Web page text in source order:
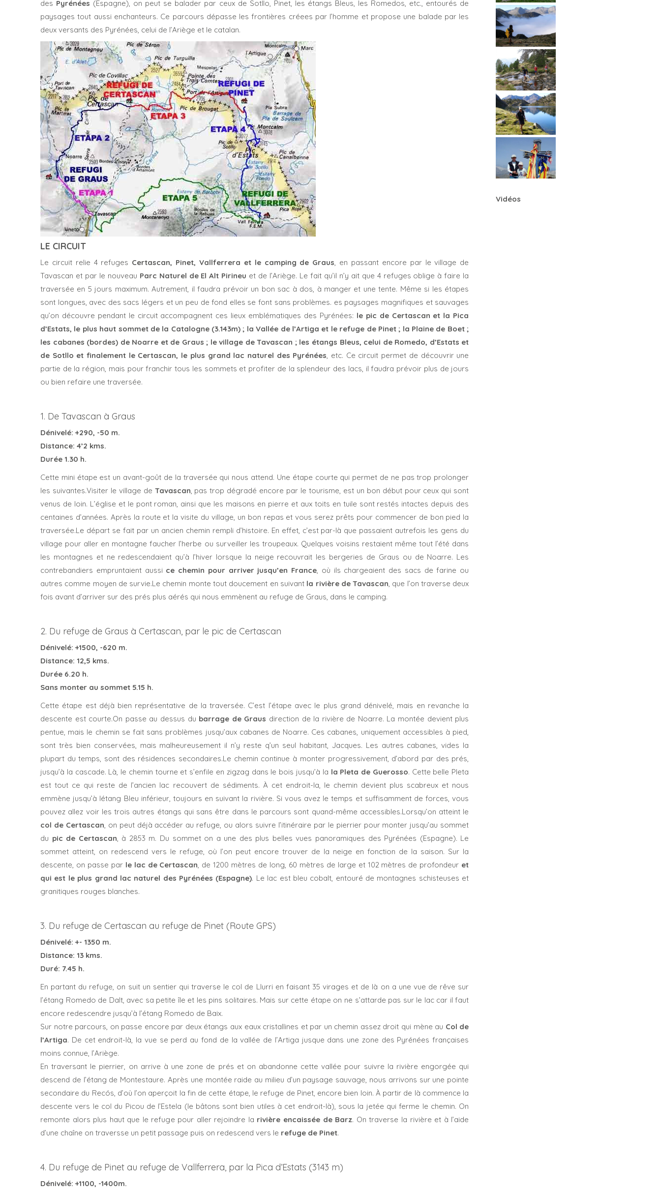
des Pyrénées (Espagne), on peut se balader par ceux de Sotllo, Pinet, les étangs Bleus, les Romedos, etc., entourés de
paysages tout aussi enchanteurs. Ce parcours dépasse les frontières créees par l’homme et propose une balade par les
deux versants des Pyrénées, celui de l’Ariège et le catalan.
LE CIRCUIT
Le circuit relie 4 refuges Certascan, Pinet, Vallferrera et le camping de Graus, en passant encore par le village de
Tavascan et par le nouveau Parc Naturel de El Alt Pirineu et de l’Ariège. Le fait qu’il n’y ait que 4 refuges oblige à faire la
traversée en 5 jours maximum. Autrement, il faudra prévoir un bon sac à dos, à manger et une tente. Même si les étapes
sont longues, avec des sacs légers et un peu de fond elles se font sans problèmes. es paysages magnifiques et sauvages
qu’on découvre pendant le circuit accompagnent ces lieux emblématiques des Pyrénées: le pic de Certascan et la Pica
d’Estats, le plus haut sommet de la Catalogne (3.143m) ; la Vallée de l’Artiga et le refuge de Pinet ; la Plaine de Boet ;
les cabanes (bordes) de Noarre et de Graus ; le village de Tavascan ; les étangs Bleus, celui de Romedo, d’Estats et
de Sotllo et finalement le Certascan, le plus grand lac naturel des Pyrénées, etc. Ce circuit permet de découvrir une
partie de la région, mais pour franchir tous les sommets et profiter de la splendeur des lacs, il faudra prévoir plus de jours
ou bien refaire une traversée.
1. De Tavascan à Graus
Dénivelé: +290, -50 m.
Distance: 4’2 kms.
Durée 1.30 h.
Cette mini étape est un avant-goût de la traversée qui nous attend. Une étape courte qui permet de ne pas trop prolonger
les suivantes.Visiter le village de Tavascan, pas trop dégradé encore par le tourisme, est un bon début pour ceux qui sont
venus de loin. L’église et le pont roman, ainsi que les maisons en pierre et aux toits en tuile sont restés intactes depuis des
centaines d’années. Après la route et la visite du village, un bon repas et vous serez prêts pour commencer de bon pied la
traversée.Le départ se fait par un ancien chemin rempli d’histoire. En effet, c’est par-là que passaient autrefois les gens du
village pour aller en montagne faucher l’herbe ou surveiller les troupeaux. Quelques voisins restaient même tout l’été dans
les montagnes et ne redescendaient qu’à l’hiver lorsque la neige recouvrait les bergeries de Graus ou de Noarre. Les
contrebandiers empruntaient aussi ce chemin pour arriver jusqu’en France, où ils chargeaient des sacs de farine ou
autres comme moyen de survie.Le chemin monte tout doucement en suivant la rivière de Tavascan, que l’on traverse deux
fois avant d’arriver sur des prés plus aérés qui nous emmènent au refuge de Graus, dans le camping.
2. Du refuge de Graus à Certascan, par le pic de Certascan
Dénivelé: +1500, -620 m.
Distance: 12,5 kms.
Durée 6.20 h.
Sans monter au sommet 5.15 h.
Cette étape est déjà bien représentative de la traversée. C’est l’étape avec le plus grand dénivelé, mais en revanche la
descente est courte.On passe au dessus du barrage de Graus direction de la rivière de Noarre. La montée devient plus
pentue, mais le chemin se fait sans problèmes jusqu’aux cabanes de Noarre. Ces cabanes, uniquement accessibles à pied,
sont très bien conservées, mais malheureusement il n’y reste q’un seul habitant, Jacques. Les autres cabanes, vides la
plupart du temps, sont des résidences secondaires.Le chemin continue à monter progressivement, d’abord par des prés,
jusqu’à la cascade. Là, le chemin tourne et s’enfile en zigzag dans le bois jusqu’à la la Pleta de Guerosso. Cette belle Pleta
est tout ce qui reste de l’ancien lac recouvert de sédiments. À cet endroit-la, le chemin devient plus scabreux et nous
emmène jusqu’à létang Bleu inférieur, toujours en suivant la rivière. Si vous avez le temps et suffisamment de forces, vous
pouvez allez voir les trois autres étangs qui sans être dans le parcours sont quand-même accessibles.Lorsqu’on atteint le
col de Certascan, on peut déjà accéder au refuge, ou alors suivre l’itinéraire par le pierrier pour monter jusqu’au sommet
du pic de Certascan, à 2853 m. Du sommet on a une des plus belles vues panoramiques des Pyrénées (Espagne). Le
sommet atteint, on redescend vers le refuge, où l’on peut encore trouver de la neige en fonction de la saison. Sur la
descente, on passe par le lac de Certascan, de 1200 mètres de long, 60 mètres de large et 102 mètres de profondeur et
qui est le plus grand lac naturel des Pyrénées (Espagne). Le lac est bleu cobalt, entouré de montagnes schisteuses et
granitiques rouges blanches.
3. Du refuge de Certascan au refuge de Pinet (Route GPS)
Dénivelé: +- 1350 m.
Distance: 13 kms.
Duré: 7.45 h.
En partant du refuge, on suit un sentier qui traverse le col de Llurri en faisant 35 virages et de là on a une vue de rêve sur
l’étang Romedo de Dalt, avec sa petite île et les pins solitaires. Mais sur cette étape on ne s’attarde pas sur le lac car il faut
encore redescendre jusqu’à l’étang Romedo de Baix.
Sur notre parcours, on passe encore par deux étangs aux eaux cristallines et par un chemin assez droit qui mène au Col de
l’Artiga. De cet endroit-là, la vue se perd au fond de la vallée de l’Artiga jusque dans une zone des Pyrénées françaises
moins connue, l’Ariège.
En traversant le pierrier, on arrive à une zone de prés et on abandonne cette vallée pour suivre la rivière engorgée qui
descend de l’étang de Montestaure. Après une montée raide au milieu d’un paysage sauvage, nous arrivons sur une pointe
secondaire du Recós, d’où l’on aperçoit la fin de cette étape, le refuge de Pinet, encore bien loin. À partir de là commence la
descente vers le col du Picou de l’Estela (le bâtons sont bien utiles à cet endroit-là), sous la jetée qui ferme le chemin. On
remonte alors plus haut que le refuge pour aller rejoindre la rivière encaissée de Barz. On traverse la rivière et à l’aide
d’une chaîne on traversse un petit passage puis on redescend vers le refuge de Pinet.
4. Du refuge de Pinet au refuge de Vallferrera, par la Pica d’Estats (3143 m)
Dénivelé: +1100, -1400m.
Vidéos